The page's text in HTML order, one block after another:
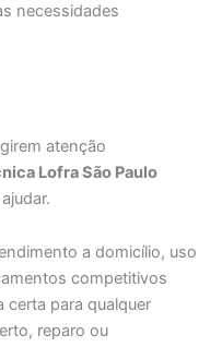
necessidades
atenção
Lofra São Paulo
a domicílio, uso
competitivos
certa para qualquer
reparo ou